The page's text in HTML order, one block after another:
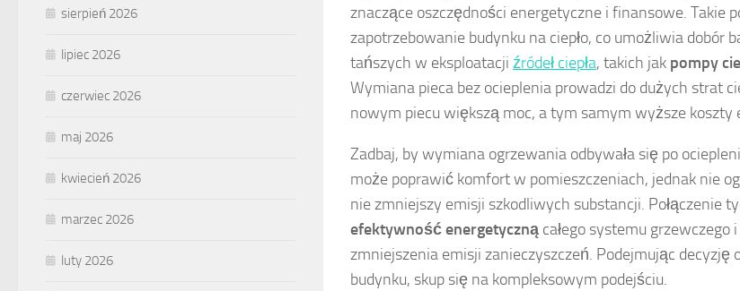
znaczące oszczędności energetyczne i finansowe. Takie
zapotrzebowanie budynku na ciepło, co umożliwia dobór
tańszych w eksploatacji źródeł ciepła, takich jak pompy
Wymiana pieca bez ocieplenia prowadzi do dużych strat
nowym piecu większą moc, a tym samym wyższe koszty
Zadbaj, by wymiana ogrzewania odbywała się po
może poprawić komfort w pomieszczeniach, jednak nie
nie zmniejszy emisji szkodliwych substancji. Połączenie
efektywność energetyczną całego systemu grzewczego
zmniejszenia emisji zanieczyszczeń. Podejmując decyzję
budynku, skup się na kompleksowym podejściu.
sierpień 2026
lipiec 2026
czerwiec 2026
maj 2026
kwiecień 2026
marzec 2026
luty 2026